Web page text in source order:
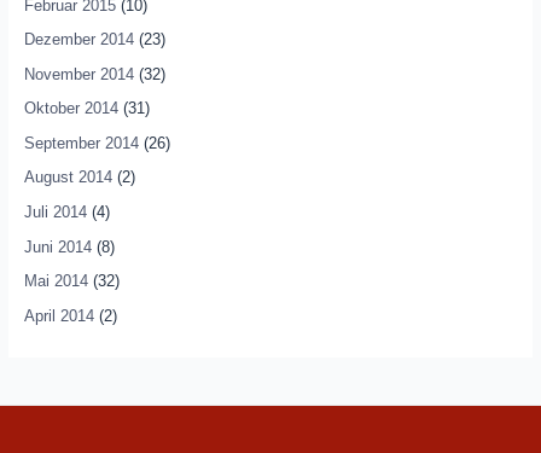
Februar 2015(10)
Dezember 2014(23)
November 2014(32)
Oktober 2014(31)
September 2014(26)
August 2014(2)
Juli 2014(4)
Juni 2014(8)
Mai 2014(32)
April 2014(2)